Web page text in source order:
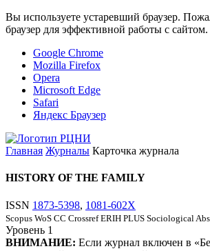
Вы используете устаревший браузер.
браузер для эффективной работы с сайтом.
Google Chrome
Mozilla Firefox
Opera
Microsoft Edge
Safari
Яндекс Браузер
Главная Журналы Карточка журнала
HISTORY OF THE FAMILY
ISSN 1873-5398, 1081-602X
Scopus WoS CC Crossref ERIH PLUS Sociological
Уровень 1
ВНИМАНИЕ: Если журнал включен в